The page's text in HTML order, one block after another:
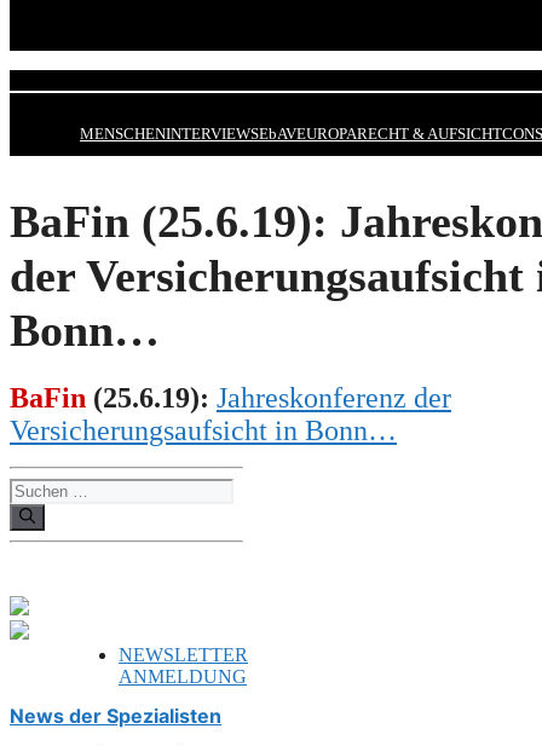
MENSCHENINTERVIEWSEbAVEUROPARECHT & AUFSICHT
BaFin (25.6.19):
der Versicherungsaufsicht
Bonn…
BaFin (25.6.19): Jahreskonferenz der
Versicherungsaufsicht in Bonn…
Suchen
nach:
NEWSLETTER
ANMELDUNG
News der Spezialisten